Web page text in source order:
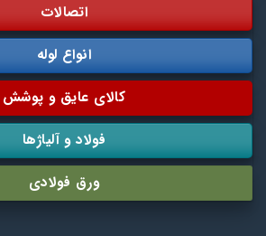
اتصالات
انواع لوله
کالای عایق و پوشش
فولاد و آلیاژها
ورق فولادی